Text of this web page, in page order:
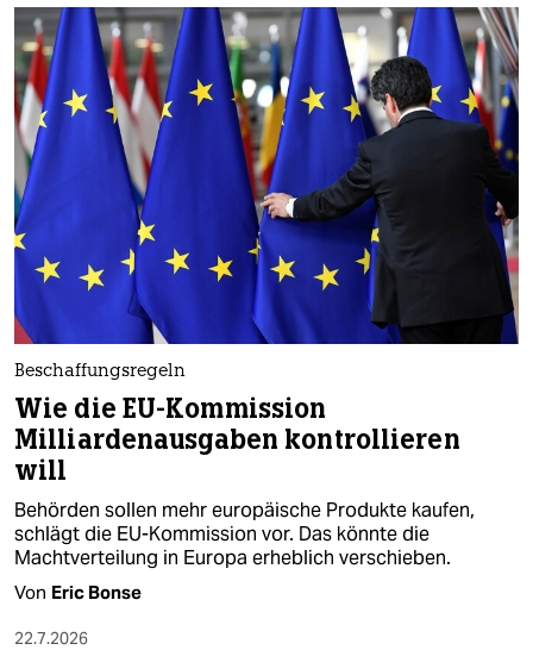
Beschaffungsregeln
Wie die EU-Kommission
Milliardenausgaben kontrollieren
will
Behörden sollen mehr europäische Produkte kaufen,
schlägt die EU-Kommission vor. Das könnte die
Machtverteilung in Europa erheblich verschieben.
Von Eric Bonse
22.7.2026